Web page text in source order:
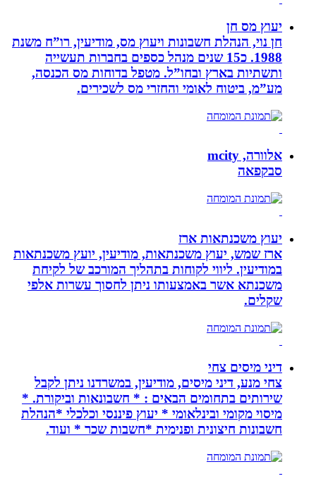
יעוץ מס חן
חן נוי, הנהלת חשבונות ויעוץ מס, מודיעין, רו”ח משנת
1988. כ15 שנים מנהל כספים בחברות תעשייה
ותשתיות בארץ ובחו”ל. מטפל בדוחות מס הכנסה,
מע”מ, ביטוח לאומי והחזרי מס לשכירים.
אלוורה, mcity
סבקפאה
יעוץ משכנתאות ארז
ארז שמש, יעוץ משכנתאות, מודיעין, יועץ משכנתאות
במודיעין. ליווי לקוחות בתהליך המורכב של לקיחת
משכנתא אשר באמצעותו ניתן לחסוך עשרות אלפי
שקלים.
דיני מיסים צחי
צחי מנע, דיני מיסים, מודיעין, במשרדנו ניתן לקבל
שירותים בתחומים הבאים : * חשבונאות וביקורת. *
מיסוי מקומי ובינלאומי * יעוץ פיננסי וכלכלי *הנהלת
חשבונות חיצונית ופנימית *חשבות שכר * ועוד.